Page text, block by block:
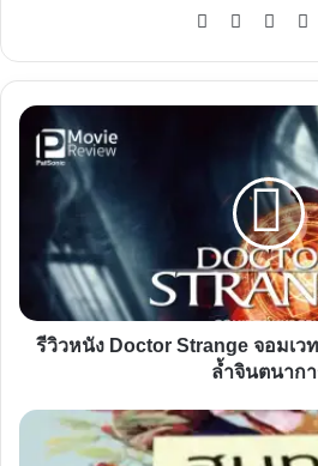
WebsiteFacebook
X
รีวิว
หนัง
Doctor
Strange
จอม
เวทย์
มหากาฬ
มหา
ชว
รีวิวหนัง Doctor Strange จอมเ
ล้ำจินตนาก
สุนทร